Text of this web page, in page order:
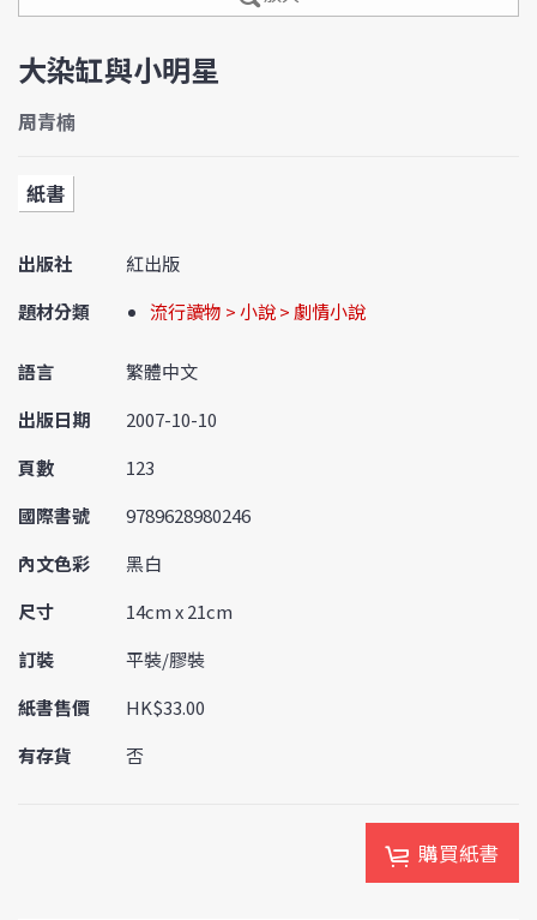
大染缸與小明星
周青楠
紙書
出版社
紅出版
題材分類
流行讀物 > 小說 > 劇情小說
語言
繁體中文
出版日期
2007-10-10
頁數
123
國際書號
9789628980246
內文色彩
黑白
尺寸
14cm x 21cm
訂裝
平裝/膠裝
紙書售價
HK$33.00
有存貨
否
購買紙書